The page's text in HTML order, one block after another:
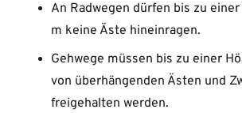
An Radwegen dürfen bis zu
m keine Äste hineinragen.
Gehwege müssen bis zu einer
von überhängenden Ästen und
freigehalten werden.